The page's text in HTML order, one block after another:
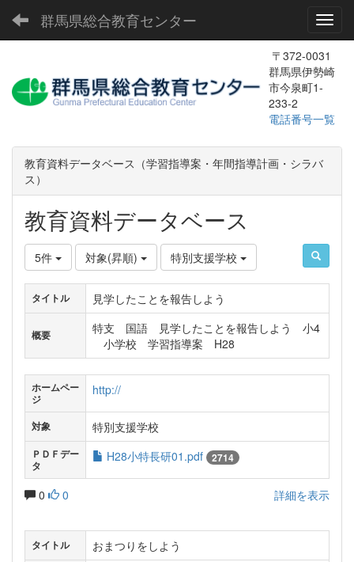
群馬県総合教育センター
〒372-0031
群馬県伊勢崎
市今泉町1-
233-2
電話番号一覧
教育資料データベース（学習指導案・年間指導計画・シラバ
ス）
教育資料データベース
5件 対象(昇順) 特別支援学校
タイトル 見学したことを報告しよう
概要
特支 国語 見学したことを報告しよう 小4
小学校 学習指導案 H28
ホームペー
ジ
http://
対象 特別支援学校
ＰＤＦデー
タ
H28小特長研01.pdf 2714
0 0 詳細を表示
タイトル おまつりをしよう